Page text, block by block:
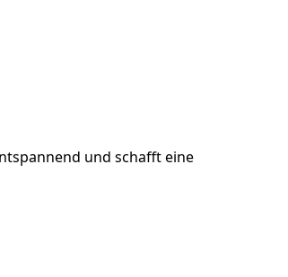
und schafft eine